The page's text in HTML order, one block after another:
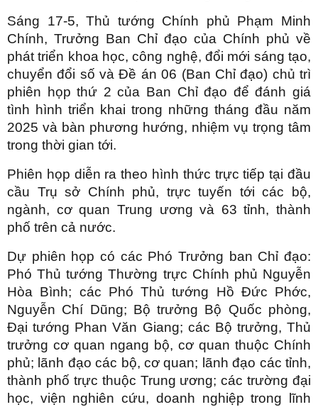
Sáng 17-5, Thủ tướng Chính phủ Phạm Minh
Chính, Trưởng Ban Chỉ đạo của Chính phủ về
phát triển khoa học, công nghệ, đổi mới sáng tạo,
chuyển đổi số và Đề án 06 (Ban Chỉ đạo) chủ trì
phiên họp thứ 2 của Ban Chỉ đạo để đánh giá
tình hình triển khai trong những tháng đầu năm
2025 và bàn phương hướng, nhiệm vụ trọng tâm
trong thời gian tới.
Phiên họp diễn ra theo hình thức trực tiếp tại đầu
cầu Trụ sở Chính phủ, trực tuyến tới các bộ,
ngành, cơ quan Trung ương và 63 tỉnh, thành
phố trên cả nước.
Dự phiên họp có các Phó Trưởng ban Chỉ đạo:
Phó Thủ tướng Thường trực Chính phủ Nguyễn
Hòa Bình; các Phó Thủ tướng Hồ Đức Phớc,
Nguyễn Chí Dũng; Bộ trưởng Bộ Quốc phòng,
Đại tướng Phan Văn Giang; các Bộ trưởng, Thủ
trưởng cơ quan ngang bộ, cơ quan thuộc Chính
phủ; lãnh đạo các bộ, cơ quan; lãnh đạo các tỉnh,
thành phố trực thuộc Trung ương; các trường đại
học, viện nghiên cứu, doanh nghiệp trong lĩnh